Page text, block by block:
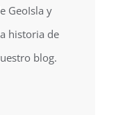
(2014)
GeoIsla y
historia de
blog.